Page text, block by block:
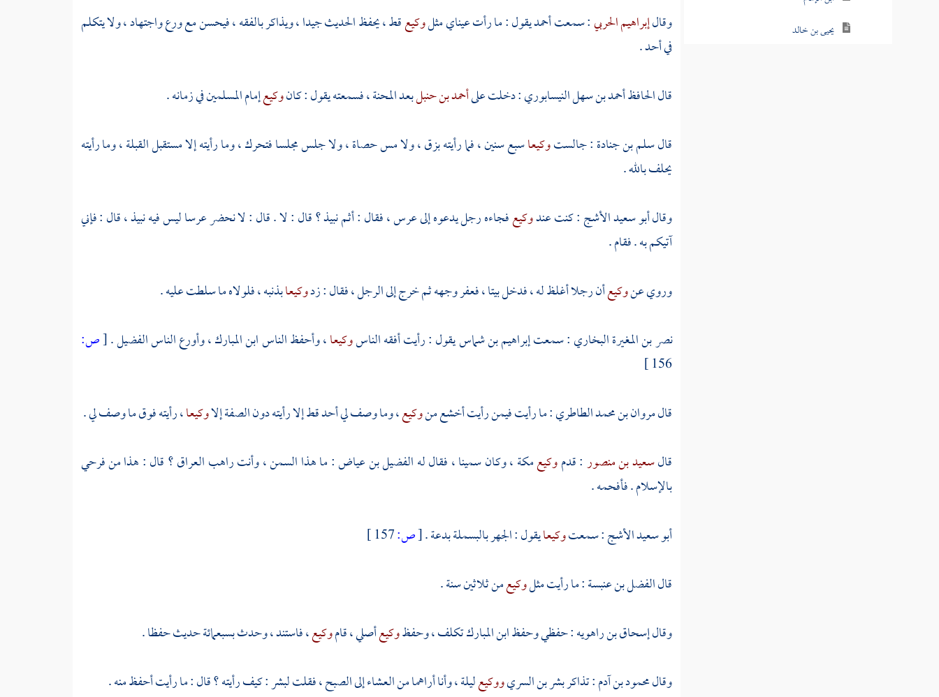
يحيى بن خالد
وقالإبراهيم الحربي: سمعتأحمديقول : ما رأت عيناي مثلوكيعقط ، يحفظ الحديث جيدا ، ويذاكر بالفقه ، فيحسن مع ورع واجتهاد ، ولا يتكلم
في أحد .
قالالحافظ أحمد بن سهل النيسابوري: دخلت علىأحمد بن حنبلبعد المحنة ، فسمعته يقول : كانوكيعإمام المسلمين في زمانه .
قالسلم بن جنادة: جالستوكيعاسبع سنين ، فما رأيته بزق ، ولا مس حصاة ، ولا جلس مجلسا فتحرك ، وما رأيته إلا مستقبل القبلة ، وما رأيته
يحلف بالله .
وقالأبو سعيد الأشج: كنت عندوكيعفجاءه رجل يدعوه إلى عرس ، فقال : أثم نبيذ ؟ قال : لا . قال : لا نحضر عرسا ليس فيه نبيذ ، قال : فإني
آتيكم به . فقام .
وروي عنوكيعأن رجلا أغلظ له ، فدخل بيتا ، فعفر وجهه ثم خرج إلى الرجل ، فقال : زدوكيعابذنبه ، فلولاه ما سلطت عليه .
نصر بن المغيرة البخاري: سمعتإبراهيم بن شماسيقول : رأيت أفقه الناسوكيعا، وأحفظ الناسابن المبارك، وأورع الناسالفضيل.
[ص:
156 ]
قالمروان بن محمد الطاطري: ما رأيت فيمن رأيت أخشع منوكيع، وما وصف لي أحد قط إلا رأيته دون الصفة إلاوكيعا، رأيته فوق ما وصف لي .
قالسعيد بن منصور: قدموكيعمكة، وكان سمينا ، فقال لهالفضيل بن عياض: ما هذا السمن ، وأنت راهبالعراق؟ قال : هذا من فرحي
بالإسلام . فأفحمه .
أبو سعيد الأشج: سمعتوكيعايقول : الجهر بالبسملة بدعة .[ص:
قالالفضل بن عنبسة: ما رأيت مثلوكيعمن ثلاثين سنة .
وقالإسحاق بن راهويه: حفظي وحفظابن المباركتكلف ، وحفظوكيعأصلي ، قاموكيع، فاستند ، وحدث بسبعمائة حديث حفظا .
وقالمحمود بن آدم: تذاكربشر بن السريووكيعليلة ، وأنا أراهما من العشاء إلى الصبح ، فقلتلبشر: كيف رأيته ؟ قال : ما رأيت أحفظ منه .